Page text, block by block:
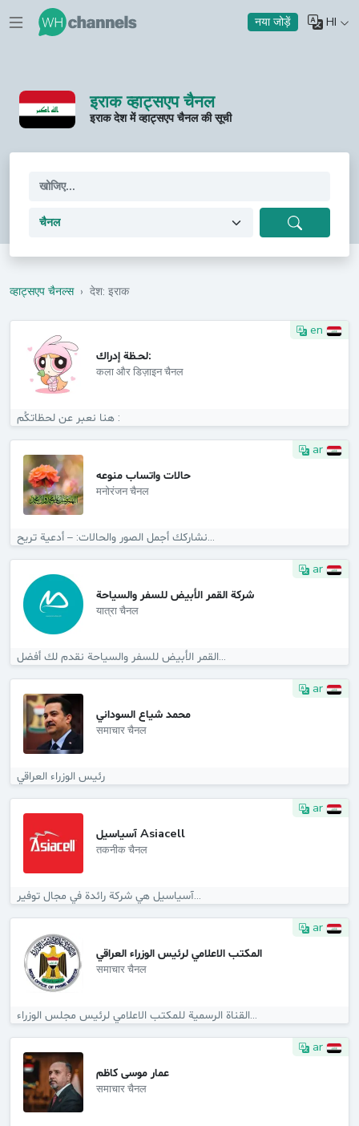
नया जोड़ें HI
इराक व्हाट्सएप चैनल
इराक देश में व्हाट्सएप चैनल की सूची
व्हाट्सएप चैनल्स › देश: इराक
en
لحـظة إدراك:
कला और डिज़ाइन चैनल
هنا نعبر عن لحظاتكُم :
ar
حالات واتساب منوعه
मनोरंजन चैनल
نشاركك أجمل الصور والحالات: – أدعية تريح...
ar
شركة القمر الأبيض للسفر والسياحة
यात्रा चैनल
القمر الأبيض للسفر والسياحة نقدم لك أفضل...
ar
محمد شياع السوداني
समाचार चैनल
رئيس الوزراء العراقي
ar
آسياسيل Asiacell
तकनीक चैनल
آسياسيل هي شركة رائدة في مجال توفير...
ar
المكتب الاعلامي لرئيس الوزراء العراقي
समाचार चैनल
القناة الرسمية للمكتب الاعلامي لرئيس مجلس الوزراء...
ar
عمار موسى كاظم
समाचार चैनल